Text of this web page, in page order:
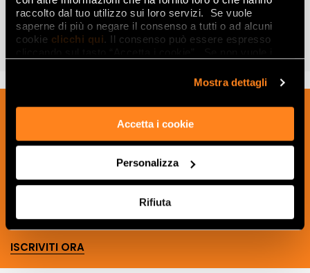
raccolto dal tuo utilizzo sui loro servizi. Se vuole
saperne di più o negare il consenso a tutti o ad alcuni
cookie clicchi qui. Il consenso può essere espresso
Mostra dettagli
Accetta i cookie
Personalizza
Rifiuta
SCOPRI LA COLLEZIONE
PUNTI VENDITA
Iscriviti alla nostra newsletter per essere
sempre aggiornato sulle novità e
ricevere idee, consigli e suggerimenti
del mondo della ceramica e dell’interior
design.
ISCRIVITI ORA